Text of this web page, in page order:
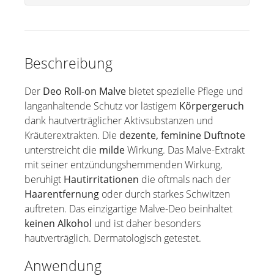
Beschreibung
Der Deo Roll-on Malve bietet spezielle Pflege und
langanhaltende Schutz vor lästigem Körpergeruch
dank hautverträglicher Aktivsubstanzen und
Kräuterextrakten. Die dezente, feminine Duftnote
unterstreicht die mildeWirkung. Das Malve-Extrakt
mit seiner entzündungshemmenden Wirkung,
beruhigt Hautirritationen die oftmals nach der
Haarentfernung oder durch starkes Schwitzen
auftreten. Das einzigartige Malve-Deo beinhaltet
keinen Alkohol und ist daher besonders
hautverträglich. Dermatologisch getestet.
Anwendung